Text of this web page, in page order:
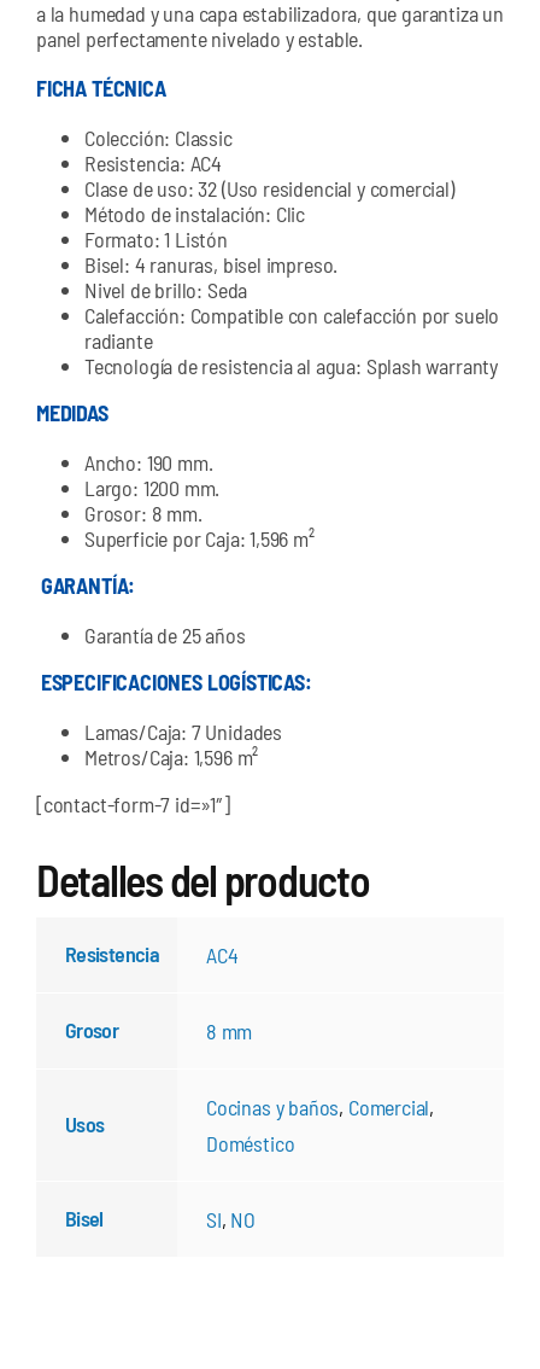
a la humedad y una capa estabilizadora, que garantiza un
panel perfectamente nivelado y estable.
FICHA TÉCNICA
Colección: Classic
Resistencia: AC4
Clase de uso: 32 (Uso residencial y comercial)
Método de instalación: Clic
Formato: 1 Listón
Bisel: 4 ranuras, bisel impreso.
Nivel de brillo: Seda
Calefacción: Compatible con calefacción por suelo
radiante
Tecnología de resistencia al agua: Splash warranty
MEDIDAS
Ancho: 190 mm.
Largo: 1200 mm.
Grosor: 8 mm.
Superficie por Caja: 1,596 m²
GARANTÍA:
Garantía de 25 años
ESPECIFICACIONES LOGÍSTICAS:
Lamas/Caja: 7 Unidades
Metros/Caja: 1,596 m²
[contact-form-7 id=»1″]
Detalles del producto
Resistencia AC4
Grosor 8 mm
Usos
Cocinas y baños, Comercial,
Doméstico
Bisel SI, NO